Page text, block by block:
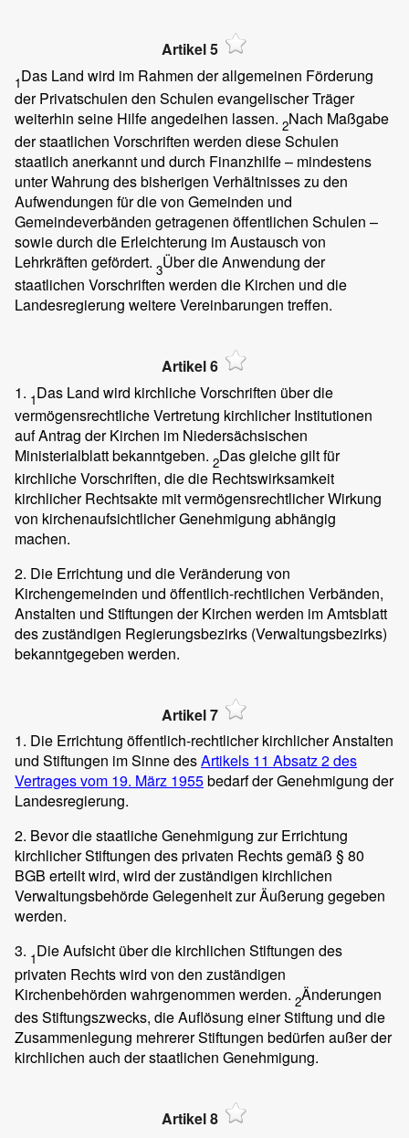
Artikel 5
1Das Land wird im Rahmen der allgemeinen Förderung
der Privatschulen den Schulen evangelischer Träger
weiterhin seine Hilfe angedeihen lassen. 2Nach Maßgabe
der staatlichen Vorschriften werden diese Schulen
staatlich anerkannt und durch Finanzhilfe – mindestens
unter Wahrung des bisherigen Verhältnisses zu den
Aufwendungen für die von Gemeinden und
Gemeindeverbänden getragenen öffentlichen Schulen –
sowie durch die Erleichterung im Austausch von
Lehrkräften gefördert. 3Über die Anwendung der
staatlichen Vorschriften werden die Kirchen und die
Landesregierung weitere Vereinbarungen treffen.
Artikel 6
1. 1Das Land wird kirchliche Vorschriften über die
vermögensrechtliche Vertretung kirchlicher Institutionen
auf Antrag der Kirchen im Niedersächsischen
Ministerialblatt bekanntgeben. 2Das gleiche gilt für
kirchliche Vorschriften, die die Rechtswirksamkeit
kirchlicher Rechtsakte mit vermögensrechtlicher Wirkung
von kirchenaufsichtlicher Genehmigung abhängig
machen.
2. Die Errichtung und die Veränderung von
Kirchengemeinden und öffentlich-rechtlichen Verbänden,
Anstalten und Stiftungen der Kirchen werden im Amtsblatt
des zuständigen Regierungsbezirks (Verwaltungsbezirks)
bekanntgegeben werden.
Artikel 7
1. Die Errichtung öffentlich-rechtlicher kirchlicher Anstalten
und Stiftungen im Sinne desArtikels 11 Absatz 2 des
Vertrages vom 19. März 1955bedarf der Genehmigung der
Landesregierung.
2. Bevor die staatliche Genehmigung zur Errichtung
kirchlicher Stiftungen des privaten Rechts gemäß § 80
BGB erteilt wird, wird der zuständigen kirchlichen
Verwaltungsbehörde Gelegenheit zur Äußerung gegeben
werden.
3. 1Die Aufsicht über die kirchlichen Stiftungen des
privaten Rechts wird von den zuständigen
Kirchenbehörden wahrgenommen werden. 2Änderungen
des Stiftungszwecks, die Auflösung einer Stiftung und die
Zusammenlegung mehrerer Stiftungen bedürfen außer der
kirchlichen auch der staatlichen Genehmigung.
Artikel 8